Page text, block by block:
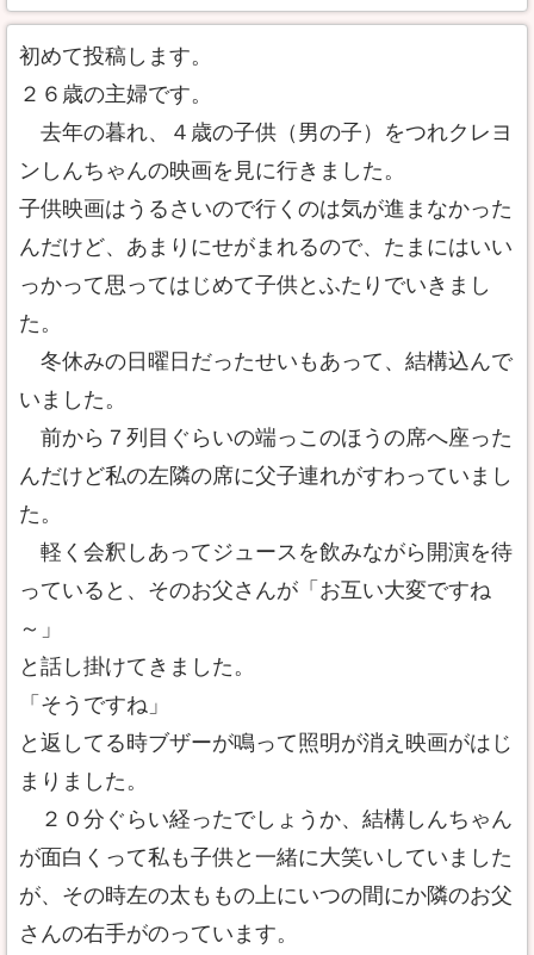
初めて投稿します。
２６歳の主婦です。
去年の暮れ、４歳の子供（男の子）をつれクレヨ
ンしんちゃんの映画を見に行きました。
子供映画はうるさいので行くのは気が進まなかった
んだけど、あまりにせがまれるので、たまにはいい
っかって思ってはじめて子供とふたりでいきまし
た。
冬休みの日曜日だったせいもあって、結構込んで
いました。
前から７列目ぐらいの端っこのほうの席へ座った
んだけど私の左隣の席に父子連れがすわっていまし
た。
軽く会釈しあってジュースを飲みながら開演を待
っていると、そのお父さんが「お互い大変ですね
～」
と話し掛けてきました。
「そうですね」
と返してる時ブザーが鳴って照明が消え映画がはじ
まりました。
２０分ぐらい経ったでしょうか、結構しんちゃん
が面白くって私も子供と一緒に大笑いしていました
が、その時左の太ももの上にいつの間にか隣のお父
さんの右手がのっています。